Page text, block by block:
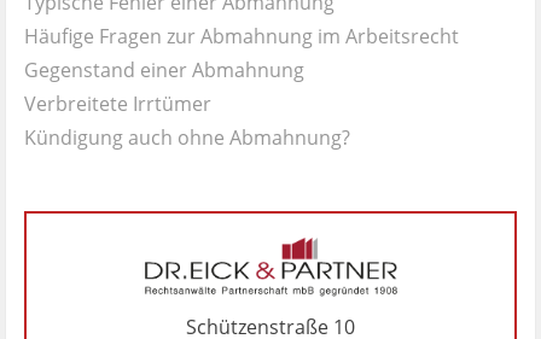
Häufige Fragen zur Abmahnung im Arbeitsrecht
Gegenstand einer Abmahnung
Verbreitete Irrtümer
Kündigung auch ohne Abmahnung?
Schützenstraße 10